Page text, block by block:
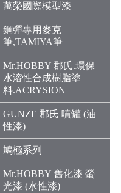
萬榮國際模型漆
鋼彈專用麥克
筆,TAMIYA筆
Mr.HOBBY 郡氏.環保
水溶性合成樹脂塗
料.ACRYSION
GUNZE 郡氏 噴罐 (油
性漆)
鳩極系列
Mr.HOBBY 舊化漆 螢
光漆 (水性漆)